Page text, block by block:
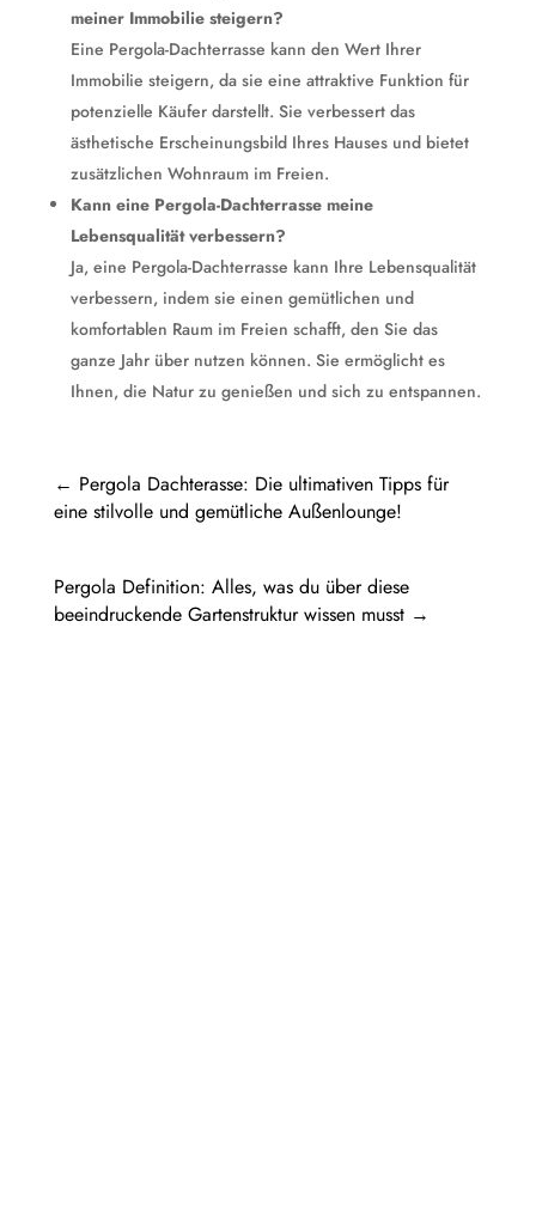
meiner Immobilie steigern?
Eine Pergola-Dachterrasse kann den Wert Ihrer
Immobilie steigern, da sie eine attraktive Funktion für
potenzielle Käufer darstellt. Sie verbessert das
ästhetische Erscheinungsbild Ihres Hauses und bietet
zusätzlichen Wohnraum im Freien.
Kann eine Pergola-Dachterrasse meine
Lebensqualität verbessern?
Ja, eine Pergola-Dachterrasse kann Ihre Lebensqualität
verbessern, indem sie einen gemütlichen und
komfortablen Raum im Freien schafft, den Sie das
ganze Jahr über nutzen können. Sie ermöglicht es
Ihnen, die Natur zu genießen und sich zu entspannen.
← Pergola Dachterasse: Die ultimativen Tipps für
eine stilvolle und gemütliche Außenlounge!
Pergola Definition: Alles, was du über diese
beeindruckende Gartenstruktur wissen musst→